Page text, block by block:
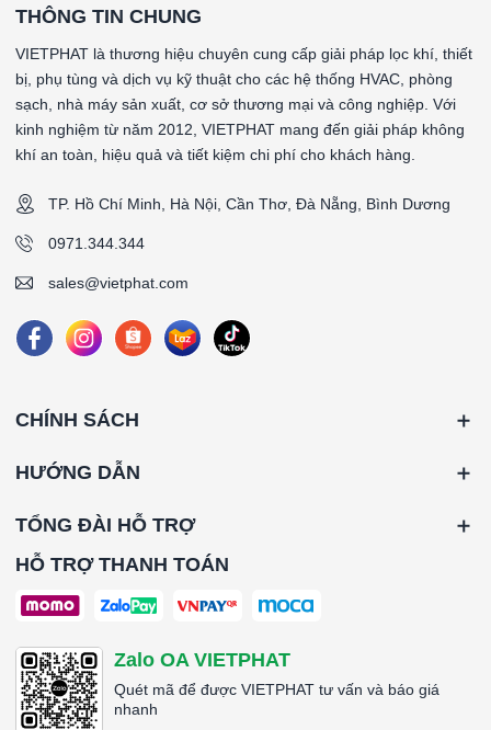
THÔNG TIN CHUNG
VIETPHAT là thương hiệu chuyên cung cấp giải pháp lọc khí, thiết
bị, phụ tùng và dịch vụ kỹ thuật cho các hệ thống HVAC, phòng
sạch, nhà máy sản xuất, cơ sở thương mại và công nghiệp. Với
kinh nghiệm từ năm 2012, VIETPHAT mang đến giải pháp không
khí an toàn, hiệu quả và tiết kiệm chi phí cho khách hàng.
TP. Hồ Chí Minh, Hà Nội, Cần Thơ, Đà Nẵng, Bình Dương
0971.344.344
sales@vietphat.com
CHÍNH SÁCH
HƯỚNG DẪN
TỔNG ĐÀI HỖ TRỢ
HỖ TRỢ THANH TOÁN
Zalo OA VIETPHAT
Quét mã để được VIETPHAT tư vấn và báo giá
nhanh